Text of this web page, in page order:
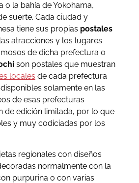
o la bahía de Yokohama,
suerte. Cada ciudad y
tiene sus propias postales
atracciones y los lugares
de dicha prefectura o
son postales que muestran
locales de cada prefectura
solamente en las
de esas prefecturas
de edición limitada, por lo que
y muy codiciadas por los
regionales con diseños
normalmente con la
purpurina o con varias